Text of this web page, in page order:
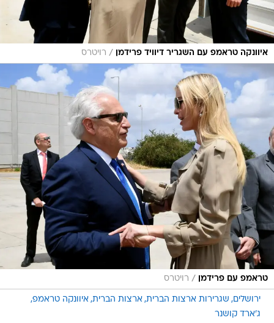
איוונקה טראמפ עם השגריר דיוויד פרידמן / רויטרס
טראמפ עם פרידמן / רויטרס
ירושלים שגרירות ארצות הברית ארצות הברית איוונקה טראמפ
ג'ארד קושנר